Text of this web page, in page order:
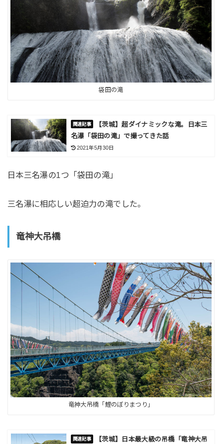
袋田の滝
【茨城】超ダイナミックな滝。日本三
名瀑「袋田の滝」で撮ってきた話
2021年5月30日
日本三名瀑の1つ「袋田の滝」
三名瀑に相応しい超迫力の滝でした。
竜神大吊橋
竜神大吊橋「鯉のぼりまつり」
【茨城】日本最大級の吊橋「竜神大吊